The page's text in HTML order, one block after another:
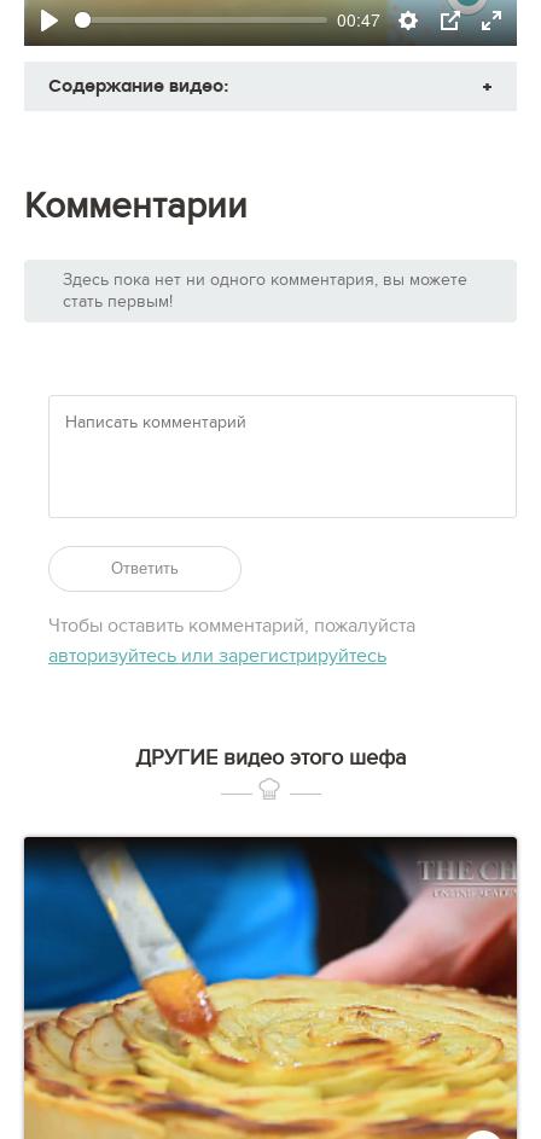
Play
00:47
Settings
PIP
Enter
Содержание видео:
Комментарии
Здесь пока нет ни одного комментария, вы можете
стать первым!
Ответить
Чтобы оставить комментарий, пожалуйста
авторизуйтесь или зарегистрируйтесь
ДРУГИЕ видео этого шефа